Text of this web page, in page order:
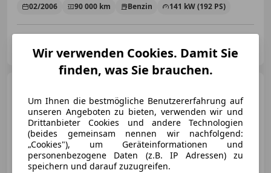
02/2006 90 000 km Benzin 141 kW (192 PS)
AT-4614 Marchtrenk
€ 6 250
06/2006 119 038 km Benzin 141 kW (192 PS)
Wir verwenden Cookies. Damit Sie
finden, was Sie brauchen.
Um Ihnen die bestmögliche Benutzererfahrung auf
unseren Angeboten zu bieten, verwenden wir und
Drittanbieter Cookies und andere Technologien
(beides gemeinsam nennen wir nachfolgend:
„Cookies"), um Geräteinformationen und
personenbezogene Daten (z.B. IP Adressen) zu
speichern und darauf zuzugreifen.